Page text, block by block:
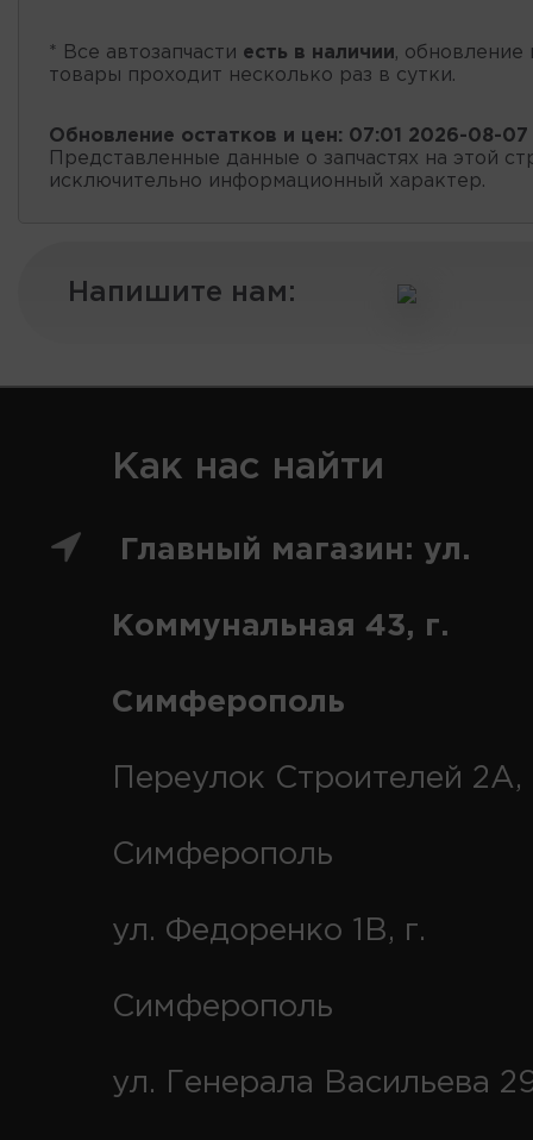
* Все автозапчасти есть в наличии, обновление
товары проходит несколько раз в сутки.
Обновление остатков и цен: 07:01 2026-08-07
Представленные данные о запчастях на этой
исключительно информационный характер.
Напишите нам:
Как нас найти
Главный магазин: ул.
Коммунальная 43, г.
Симферополь
Переулок Строителей 2А,
Симферополь
ул. Федоренко 1В, г.
Симферополь
ул. Генерала Васильева